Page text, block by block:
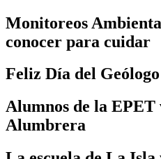
Monitoreos
conocer para cuidar
Feliz Día del Geólogo
Alumnos de la
Alumbrera